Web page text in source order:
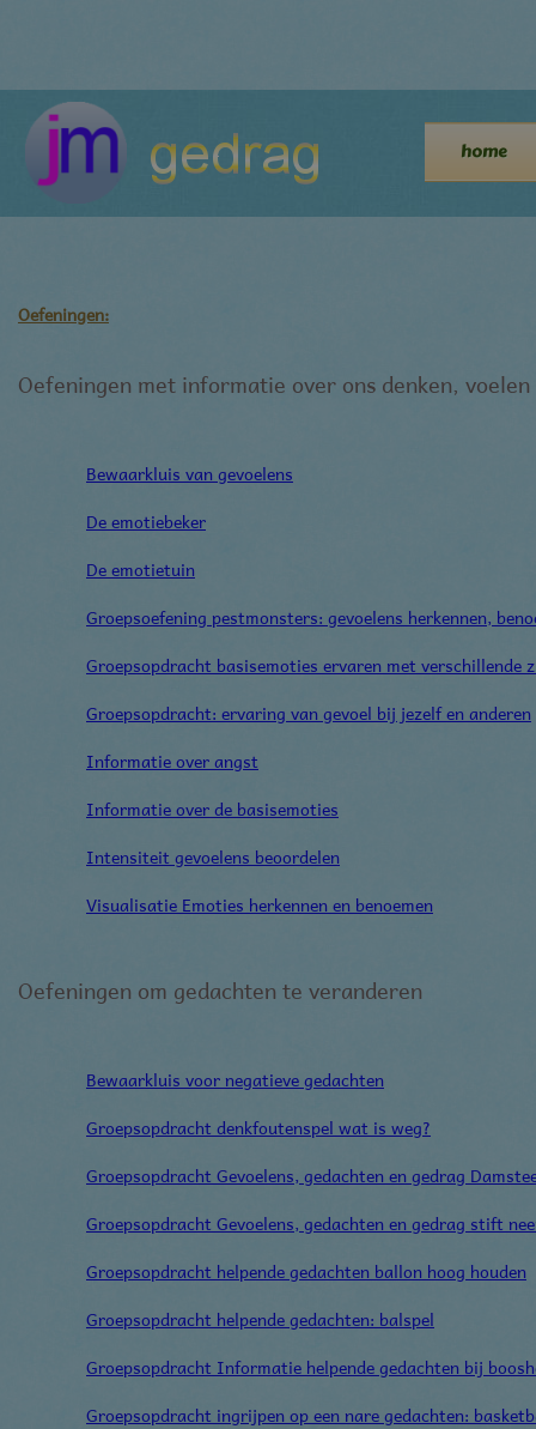
home
Oefeningen:
Oefeningen met informatie over ons denken, voelen
Bewaarkluis van gevoelens
De emotiebeker
De emotietuin
Groepsoefening pestmonsters: gevoelens herkennen,
Groepsopdracht basisemoties ervaren met verschillende
Groepsopdracht: ervaring van gevoel bij jezelf en anderen
Informatie over angst
Informatie over de basisemoties
Intensiteit gevoelens beoordelen
Visualisatie Emoties herkennen en benoemen
Oefeningen om gedachten te veranderen
Bewaarkluis voor negatieve gedachten
Groepsopdracht denkfoutenspel wat is weg?
Groepsopdracht Gevoelens, gedachten en gedrag
Groepsopdracht Gevoelens, gedachten en gedrag stift
Groepsopdracht helpende gedachten ballon hoog houden
Groepsopdracht helpende gedachten: balspel
Groepsopdracht Informatie helpende gedachten bij
Groepsopdracht ingrijpen op een nare gedachten: